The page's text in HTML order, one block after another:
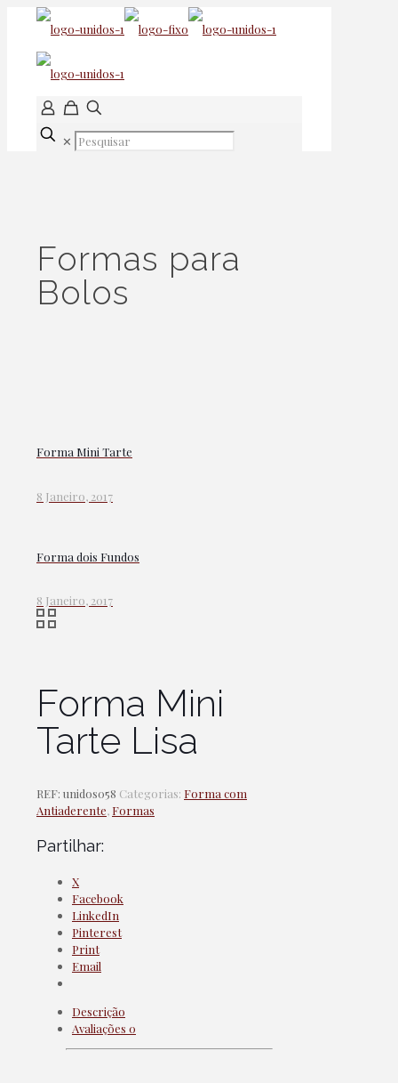
✕
Formas para
Bolos
Forma Mini Tarte
8 Janeiro, 2017
Forma dois Fundos
8 Janeiro, 2017
Forma Mini
Tarte Lisa
REF: unidos058 Categorias: Forma com
Antiaderente, Formas
Partilhar:
X
Facebook
LinkedIn
Pinterest
Print
Email
Descrição
Avaliações 0